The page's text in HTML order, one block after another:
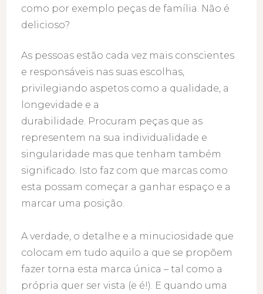
como por exemplo peças de família. Não é
delicioso?
As pessoas estão cada vez mais conscientes
e responsáveis nas suas escolhas,
privilegiando aspetos como a qualidade, a
longevidade e a
durabilidade. Procuram peças que as
representem na sua individualidade e
singularidade mas que tenham também
significado. Isto faz com que marcas como
esta possam começar a ganhar espaço e a
marcar uma posição.
A verdade, o detalhe e a minuciosidade que
colocam em tudo aquilo a que se propõem
fazer torna esta marca única – tal como a
própria quer ser vista (e é!). E quando uma